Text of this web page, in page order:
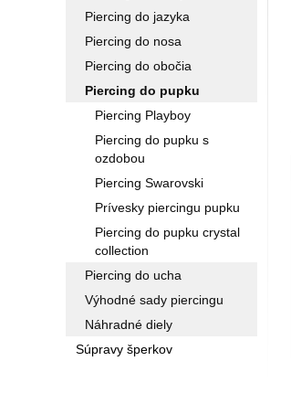
Piercing do jazyka
Piercing do nosa
Piercing do obočia
Piercing do pupku
Piercing Playboy
Piercing do pupku s
ozdobou
Piercing Swarovski
Prívesky piercingu pupku
Piercing do pupku crystal
collection
Piercing do ucha
Výhodné sady piercingu
Náhradné diely
Súpravy šperkov